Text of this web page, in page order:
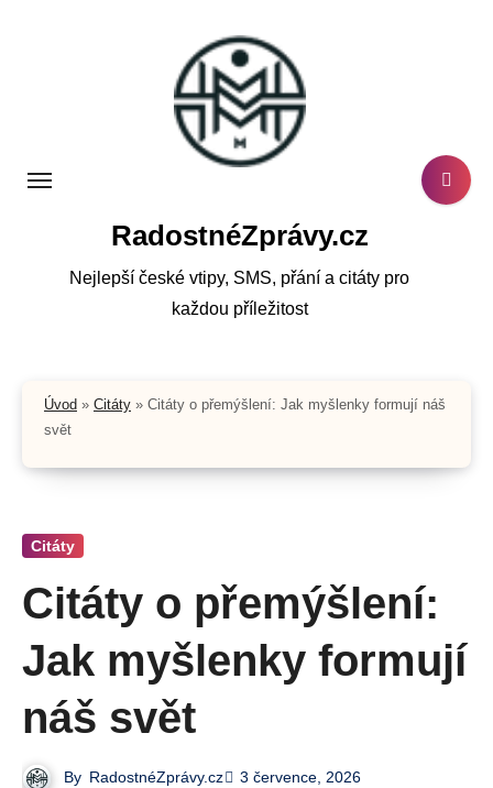
RadostnéZprávy.cz
Nejlepší české vtipy, SMS, přání a citáty pro
každou příležitost
Úvod » Citáty » Citáty o přemýšlení: Jak myšlenky formují náš
svět
Citáty
Citáty o přemýšlení:
Jak myšlenky formují
náš svět
By RadostnéZprávy.cz 3 července, 2026